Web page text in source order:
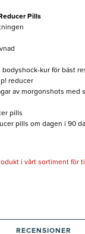
Pills
kur för bäst
reducer
av morgonshots med
pills
pills om dagen i 90
i vårt sortiment för
RECENSIONER